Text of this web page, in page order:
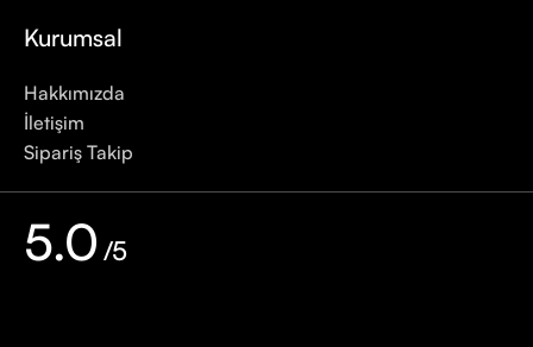
Kurumsal
Hakkımızda
İletişim
Sipariş Takip
5.0 /5